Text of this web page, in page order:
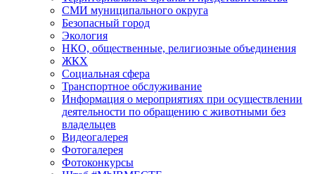
СМИ муниципального округа
Безопасный город
Экология
НКО, общественные, религиозные объединения
ЖКХ
Социальная сфера
Транспортное обслуживание
Информация о мероприятиях при осуществлении
деятельности по обращению с животными без
владельцев
Видеогалерея
Фотогалерея
Фотоконкурсы